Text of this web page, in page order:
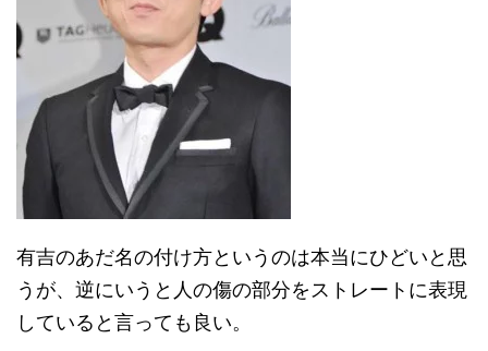
有吉のあだ名の付け方というのは本当にひどいと思
うが、逆にいうと人の傷の部分をストレートに表現
していると言っても良い。